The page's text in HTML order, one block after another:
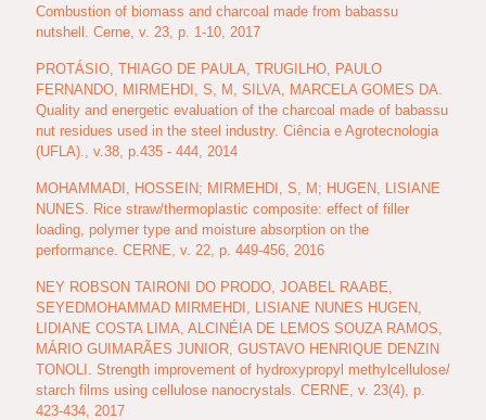
Combustion of biomass and charcoal made from babassu
nutshell. Cerne, v. 23, p. 1-10, 2017
PROTÁSIO, THIAGO DE PAULA, TRUGILHO, PAULO
FERNANDO, MIRMEHDI, S, M, SILVA, MARCELA GOMES DA.
Quality and energetic evaluation of the charcoal made of babassu
nut residues used in the steel industry. Ciência e Agrotecnologia
(UFLA)., v.38, p.435 - 444, 2014
MOHAMMADI, HOSSEIN; MIRMEHDI, S, M; HUGEN, LISIANE
NUNES. Rice straw/thermoplastic composite: effect of filler
loading, polymer type and moisture absorption on the
performance. CERNE, v. 22, p. 449-456, 2016
NEY ROBSON TAIRONI DO PRODO, JOABEL RAABE,
SEYEDMOHAMMAD MIRMEHDI, LISIANE NUNES HUGEN,
LIDIANE COSTA LIMA, ALCINÉIA DE LEMOS SOUZA RAMOS,
MÁRIO GUIMARÃES JUNIOR, GUSTAVO HENRIQUE DENZIN
TONOLI. Strength improvement of hydroxypropyl methylcellulose/
starch films using cellulose nanocrystals. CERNE, v. 23(4), p.
423-434, 2017